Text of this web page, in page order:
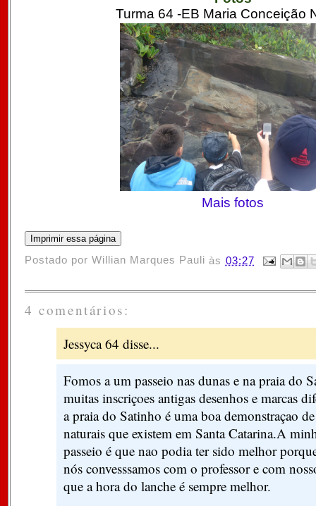
Turma 64 -EB Maria Conceição
Mais fotos
Postado porWillian Marques Pauli às 03:27
4 comentários:
Jessyca 64 disse...
Fomos a um passeio nas dunas e na praia do
muitas inscriçoes antigas desenhos e marcas
a praia do Satinho é uma boa demonstraçao
naturais que existem em Santa Catarina.A
passeio é que nao podia ter sido melhor
nós convesssamos com o professor e com
que a hora do lanche é sempre melhor.